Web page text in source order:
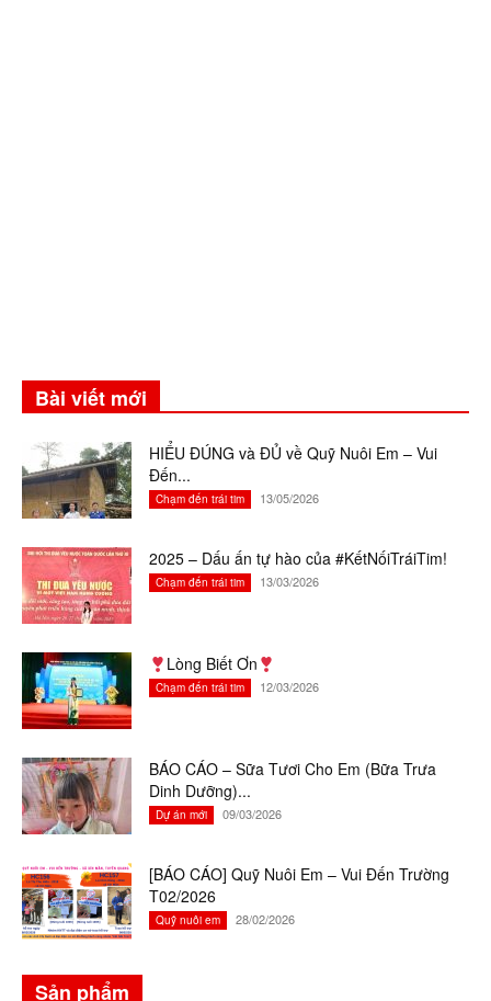
Bài viết mới
HIỂU ĐÚNG và ĐỦ về Quỹ Nuôi Em – Vui
Đến...
Chạm đến trái tim 13/05/2026
2025 – Dấu ấn tự hào của #KếtNốiTráiTim!
Chạm đến trái tim 13/03/2026
Lòng Biết Ơn
Chạm đến trái tim 12/03/2026
BÁO CÁO – Sữa Tươi Cho Em (Bữa Trưa
Dinh Dưỡng)...
Dự án mới 09/03/2026
[BÁO CÁO] Quỹ Nuôi Em – Vui Đến Trường
T02/2026
Quỹ nuôi em 28/02/2026
Sản phẩm